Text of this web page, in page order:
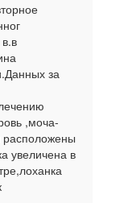
за
,моча-
расположены
увеличена в